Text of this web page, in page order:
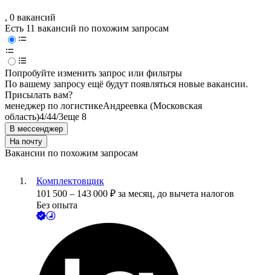
, 0 вакансий
Есть 11 вакансий по похожим запросам
Попробуйте изменить запрос или фильтры
По вашему запросу ещё будут появляться новые вакансии.
Присылать вам?
менеджер по логистикеАндреевка (Московская
область)4/44/3еще 8
В мессенджер
На почту
Вакансии по похожим запросам
Комплектовщик
101 500 – 143 000 ₽ за месяц, до вычета налогов
Без опыта